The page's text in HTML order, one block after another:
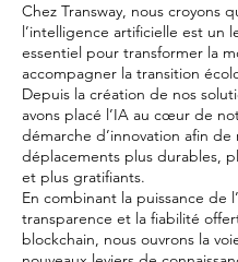
Chez Transway, nous croyons
l’intelligence artificielle est un
essentiel pour transformer la
accompagner la transition
Depuis la création de nos
avons placé l’IA au cœur de
démarche d’innovation afin de
déplacements plus durables,
et plus gratifiants.
En combinant la puissance de
transparence et la fiabilité
blockchain, nous ouvrons la